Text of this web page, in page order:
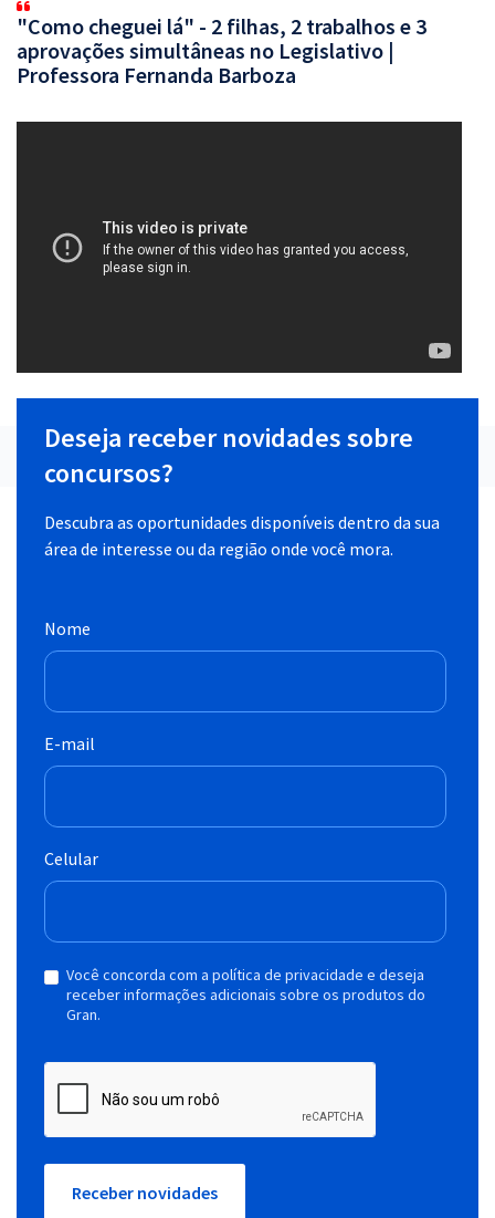
"Como cheguei lá" - 2 filhas, 2 trabalhos e 3
aprovações simultâneas no Legislativo |
Professora Fernanda Barboza
Deseja receber novidades sobre
concursos?
Descubra as oportunidades disponíveis dentro da sua
área de interesse ou da região onde você mora.
Nome
E-mail
Celular
Você concorda com a política de privacidade e deseja
receber informações adicionais sobre os produtos do
Gran.
Receber novidades